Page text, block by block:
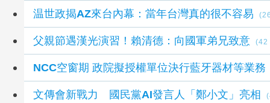
最新政治新聞
温世政揭AZ來台內幕：當年台灣真的很不容易
父親節遇漢光演習！賴清德：向國軍弟兄致意 (42
NCC空窗期 政院擬授權單位決行藍牙器材等業務
文傳會新戰力 國民黨AI發言人「鄭小文」亮相